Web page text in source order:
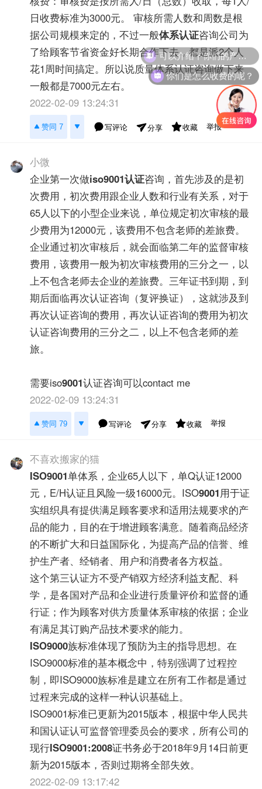
日收费标准为3000元。 审核所需人数和周数是根
据公司规模来定的，不过一般体系认证咨询公司为
了给顾客节省资金好长期合作下去，都是派2个人
花1周时间搞定。所以说质量体系认证咨询做下来
一般都是7000元左右。
2022-02-09 13:24:31
赞同 7 写评论 分享 收藏 举报
小微
企业第一次做iso9001认证咨询，首先涉及的是初
次费用，初次费用跟企业人数和行业有关系，对于
65人以下的小型企业来说，单位规定初次审核的最
少费用为12000元，该费用不包含老师的差旅费。
企业通过初次审核后，就会面临第二年的监督审核
费用，该费用一般为初次审核费用的三分之一，以
上不包含老师去企业的差旅费。三年证书到期，到
期后面临再次认证咨询（复评换证），这就涉及到
再次认证咨询的费用，再次认证咨询的费用为初次
认证咨询费用的三分之二，以上不包含老师的差
旅。
需要iso9001认证咨询可以contact me
2022-02-09 13:24:31
赞同 79 写评论 分享 收藏 举报
不喜欢搬家的猫
ISO9001单体系，企业65人以下，单Q认证12000
元，E/H认证且风险一级16000元。ISO9001用于证
实组织具有提供满足顾客要求和适用法规要求的产
品的能力，目的在于增进顾客满意。随着商品经济
的不断扩大和日益国际化，为提高产品的信誉、维
护生产者、经销者、用户和消费者各方权益。
这个第三认证方不受产销双方经济利益支配、科
学，是各国对产品和企业进行质量评价和监督的通
行证；作为顾客对供方质量体系审核的依据；企业
有满足其订购产品技术要求的能力。
ISO9000族标准体现了预防为主的指导思想。在
ISO9000标准的基本概念中，特别强调了过程控
制，即ISO9000族标准是建立在所有工作都是通过
过程来完成的这样一种认识基础上。
ISO9001标准已更新为2015版本，根据中华人民共
和国认证认可监督管理委员会的要求，所有公司的
现行ISO9001:2008证书务必于2018年9月14日前更
新为2015版本，否则过期将全部失效。
2022-02-09 13:17:42
你们是怎么收费的呢？